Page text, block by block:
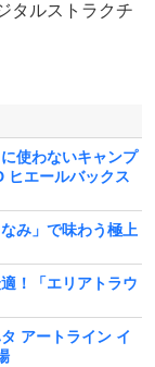
タルストラクチ
使わないキャンプ
ヒエールバックス
み」で味わう極上
！「エリアトラウ
アートライン イ